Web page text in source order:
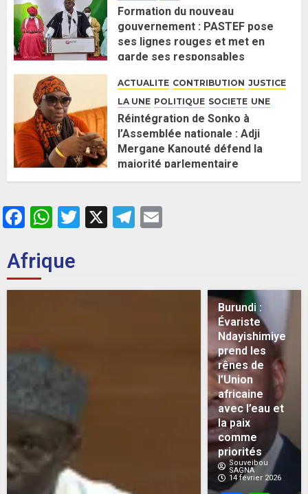
Formation du nouveau
gouvernement : PASTEF pose
ses lignes rouges et met en
garde ses responsables
ACTUALITE CONTRIBUTION JUSTICE
LA UNE POLITIQUE SOCIETE UNE
Réintégration de Sonko à
l’Assemblée nationale : Adji
Mergane Kanouté défend la
majorité parlementaire
26 MAI 2026 0
Facebook
WhatsApp
Twitter
X Telegram
Afrique
Burundi :
Évariste
Ndayishimiye
prend les
rênes de
l’Union
africaine
avec l’eau et
la paix
comme
priorités
Souveibou
SAGNA
14 février 2026